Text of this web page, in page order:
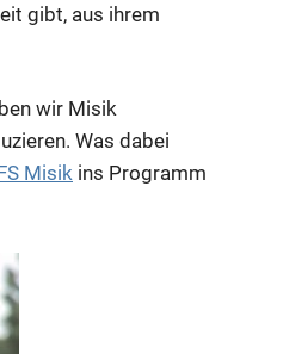
gibt, aus ihrem
wir Misik
Was dabei
Misik ins Programm